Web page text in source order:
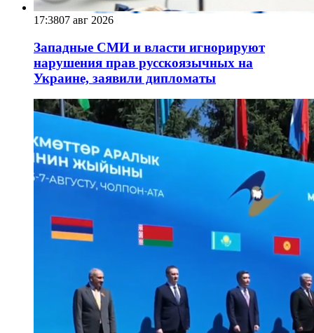
17:3807 авг 2026
Западные СМИ и власти игнорируют
нарушения прав русскоязычных на
Украине, заявили дипломаты